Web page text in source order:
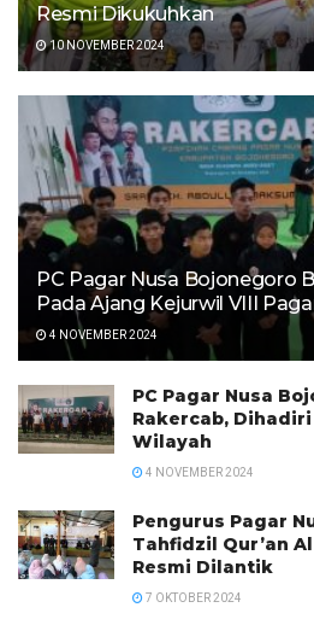
Resmi Dikukuhkan
10 NOVEMBER 2024
PC Pagar Nusa Bojonegoro
Pada Ajang Kejurwil VIII
4 NOVEMBER 2024
PC Pagar Nusa
Rakercab,
Wilayah
4 NOVEMBER 2024
Pengurus Pagar
Tahfidzil Qur’an
Resmi Dilantik
7 OKTOBER 2024